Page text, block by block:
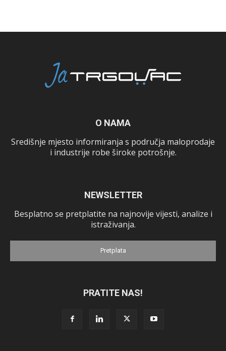
O NAMA
Središnje mjesto informiranja s područja maloprodaje
i industrije robe široke potrošnje.
NEWSLETTER
Besplatno se pretplatite na najnovije vijesti, analize i
istraživanja.
Pretplata
PRATITE NAS!